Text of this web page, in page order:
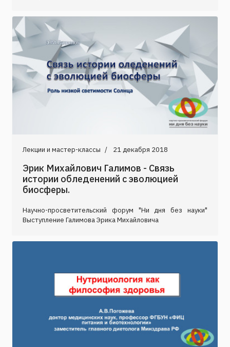
Лекции и мастер-классы 21 декабря 2018
Эрик Михайлович Галимов - Связь
истории обледенений с эволюцией
биосферы.
Научно-просветительский форум "Ни дня без науки"
Выступление Галимова Эрика Михайловича